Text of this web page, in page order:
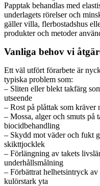
Papptak behandlas med
underlagets rörelser och
gäller villa, flerbostadshus
produkter och metoder
Vanliga behov vi
Ett väl utfört förarbete är
typiska problem som:
– Sliten eller blekt takfärg
utseende
– Rost på plåttak som kräver
– Mossa, alger och smuts på
biocidbehandling
– Skydd mot väder och fukt
skikttjocklek
– Förlängning av takets
underhållsmålning
– Förbättrat helhetsintryck
kulörstark yta